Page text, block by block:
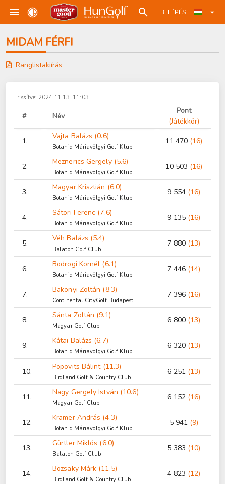
BELÉPÉS
MIDAM FÉRFI
Ranglistakiírás
Frissítve: 2024.11.13. 11:03
# Név
Pont
(Játékkör)
1.
Vajta Balázs (0.6)
Botaniq Máriavölgyi Golf Klub
11 470 (16)
2.
Meznerics Gergely (5.6)
Botaniq Máriavölgyi Golf Klub
10 503 (16)
3.
Magyar Krisztián (6.0)
Botaniq Máriavölgyi Golf Klub
9 554 (16)
4.
Sátori Ferenc (7.6)
Botaniq Máriavölgyi Golf Klub
9 135 (16)
5.
Véh Balázs (5.4)
Balaton Golf Club
7 880 (13)
6.
Bodrogi Kornél (6.1)
Botaniq Máriavölgyi Golf Klub
7 446 (14)
7.
Bakonyi Zoltán (8.3)
Continental CityGolf Budapest
7 396 (16)
8.
Sánta Zoltán (9.1)
Magyar Golf Club
6 800 (13)
9.
Kátai Balázs (6.7)
Botaniq Máriavölgyi Golf Klub
6 320 (13)
10.
Popovits Bálint (11.3)
Birdland Golf & Country Club
6 251 (13)
11.
Nagy Gergely István (10.6)
Magyar Golf Club
6 152 (16)
12.
Krämer András (4.3)
Botaniq Máriavölgyi Golf Klub
5 941 (9)
13.
Gürtler Miklós (6.0)
Balaton Golf Club
5 383 (10)
14.
Bozsaky Márk (11.5)
Birdland Golf & Country Club
4 823 (12)